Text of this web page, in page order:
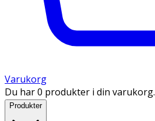
Varukorg
Du har 0 produkter i din varukorg.
Produkter